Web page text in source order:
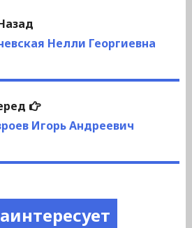
Предыдущая
запись:
Нелли Георгиевна
Следующая
запись:
Игорь Андреевич